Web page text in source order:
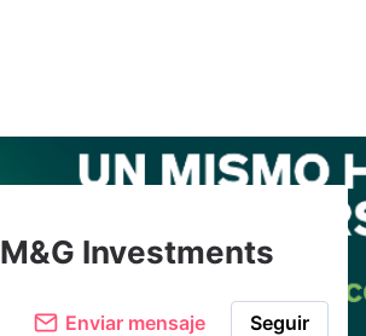
Adjuntar imagen Comentar
M&G Investments
Enviar mensaje Seguir